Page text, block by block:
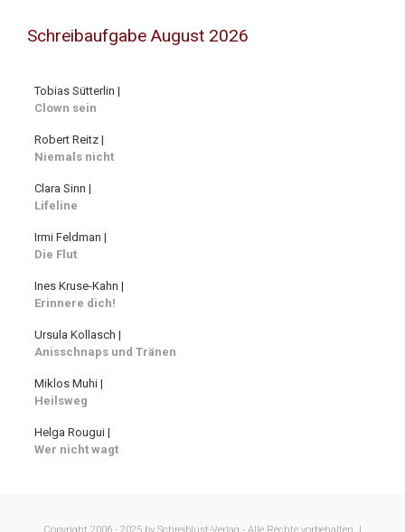
Schreibaufgabe August 2026
Tobias Sütterlin |
Clown sein
Robert Reitz |
Niemals nicht
Clara Sinn |
Lifeline
Irmi Feldman |
Die Flut
Ines Kruse-Kahn |
Erinnere dich!
Ursula Kollasch |
Anisschnaps und Tränen
Miklos Muhi |
Heilsweg
Helga Rougui |
Wer nicht wagt